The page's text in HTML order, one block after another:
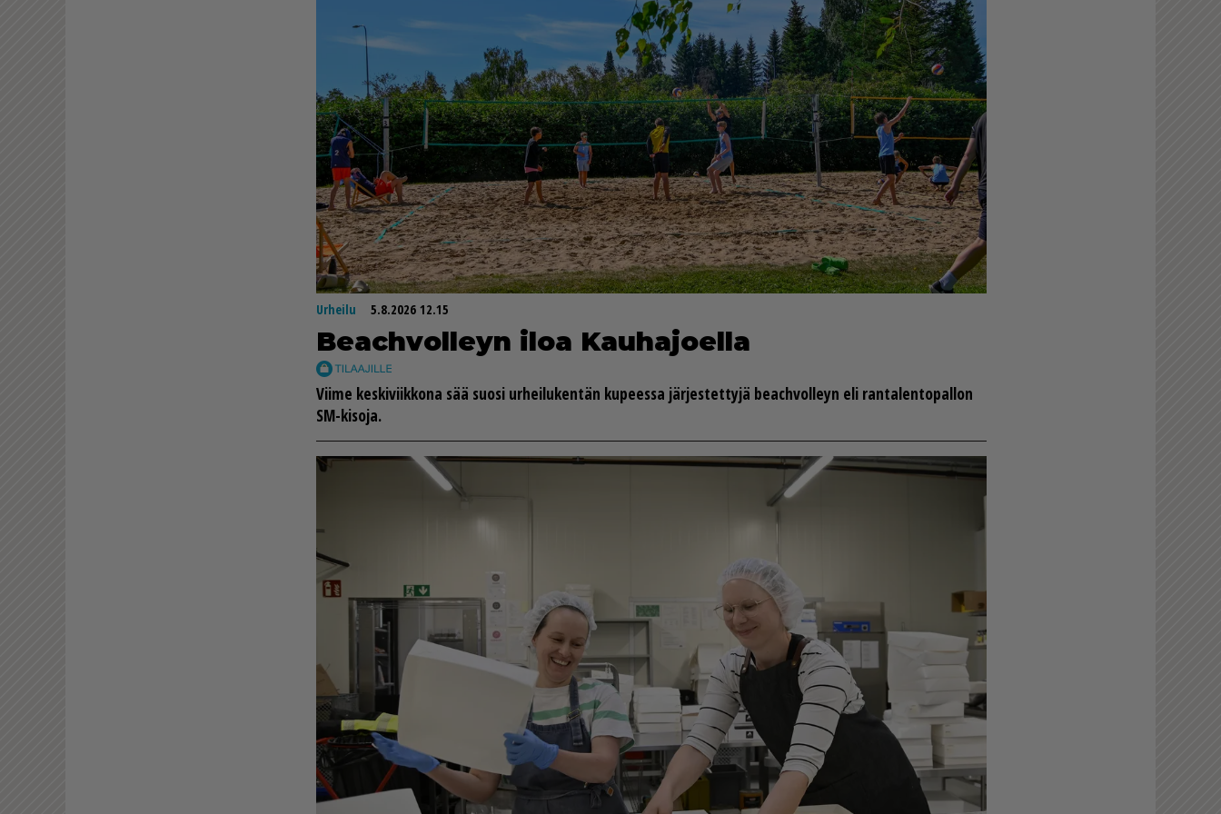
Urheilu 5.8.2026 12.15
Be­ach­vol­leyn iloa Kau­ha­jo­el­la
Vii­me kes­ki­viik­ko­na sää suo­si ur­hei­lu­ken­tän ku­pees­sa jär­jes­tet­ty­jä be­ach­vol­leyn eli ran­ta­len­to­pal­lon
SM-ki­so­ja.